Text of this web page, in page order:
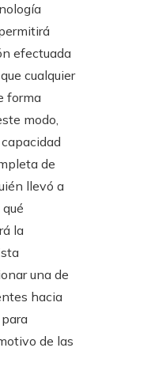
efectuada
cualquier
forma
modo,
de
llevó a
la
una de
hacia
de las